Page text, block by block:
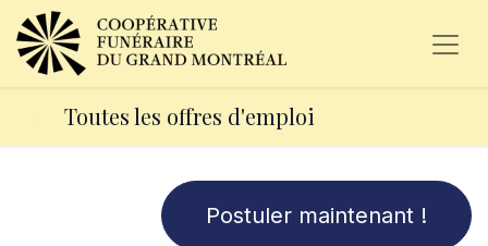
Toutes les offres d'emploi
Postuler maintenant !